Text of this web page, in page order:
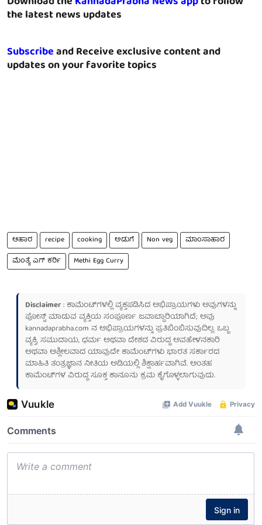
the latest news updates
Subscribeand Receive exclusive content and
updates on your favorite topics
ಆಹಾರ recipe cooking ಅಡುಗೆ Non veg
ಮಾಂಸಾಹಾರ
ಮೆಂತ್ಯೆ ಎಗ್ ಕರ್ರಿ
Methi Egg Curry
Disclaimer: ಕಾಮೆಂಟ್‌ಗಳಲ್ಲಿ ವ್ಯಕ್ತಪಡಿಸಿದ ಅಭಿಪ್ರಾಯಗಳು ಅವುಗಳನ್ನು
ಪೋಸ್ಟ್ ಮಾಡುವ ವ್ಯಕ್ತಿಯ ಸಂಪೂರ್ಣ ಜವಾಬ್ದಾರಿಯಾಗಿದೆ; ಅವು
kannadaprabha.com ನ ಅಭಿಪ್ರಾಯಗಳನ್ನು ಪ್ರತಿಬಿಂಬಿಸುವುದಿಲ್ಲ. ಒಬ್ಬ
ವ್ಯಕ್ತಿ, ಸಮುದಾಯ, ಧರ್ಮ ಅಥವಾ ದೇಶದ ವಿರುದ್ಧ ಅವಹೇಳನಕಾರಿ
ಅಥವಾ ಅಶ್ಲೀಲವಾದ ಯಾವುದೇ ಕಾಮೆಂಟ್‌ಗಳು ಭಾರತ ಸರ್ಕಾರದ
ಮಾಹಿತಿ ತಂತ್ರಜ್ಞಾನ ನೀತಿಯ ಅಡಿಯಲ್ಲಿ ಶಿಕ್ಷಾರ್ಹವಾಗಿವೆ. ಅಂತಹ
ಕಾಮೆಂಟ್‌ಗಳ ವಿರುದ್ಧ ಸೂಕ್ತ ಕಾನೂನು ಕ್ರಮ ಕೈಗೊಳ್ಳಲಾಗುವುದು.